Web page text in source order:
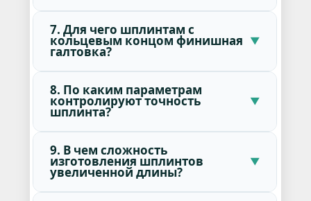
7. Для чего шплинтам с
кольцевым концом финишная
галтовка?
8. По каким параметрам
контролируют точность
шплинта?
9. В чем сложность
изготовления шплинтов
увеличенной длины?